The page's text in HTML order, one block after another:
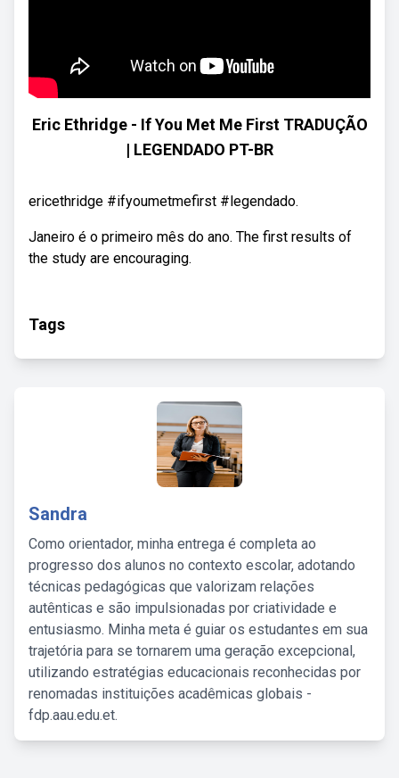
Eric Ethridge - If You Met Me First TRADUÇÃO
| LEGENDADO PT-BR
ericethridge #ifyoumetmefirst #legendado.
Janeiro é o primeiro mês do ano. The first results of
the study are encouraging.
Tags
Sandra
Como orientador, minha entrega é completa ao
progresso dos alunos no contexto escolar, adotando
técnicas pedagógicas que valorizam relações
autênticas e são impulsionadas por criatividade e
entusiasmo. Minha meta é guiar os estudantes em sua
trajetória para se tornarem uma geração excepcional,
utilizando estratégias educacionais reconhecidas por
renomadas instituições acadêmicas globais -
fdp.aau.edu.et.